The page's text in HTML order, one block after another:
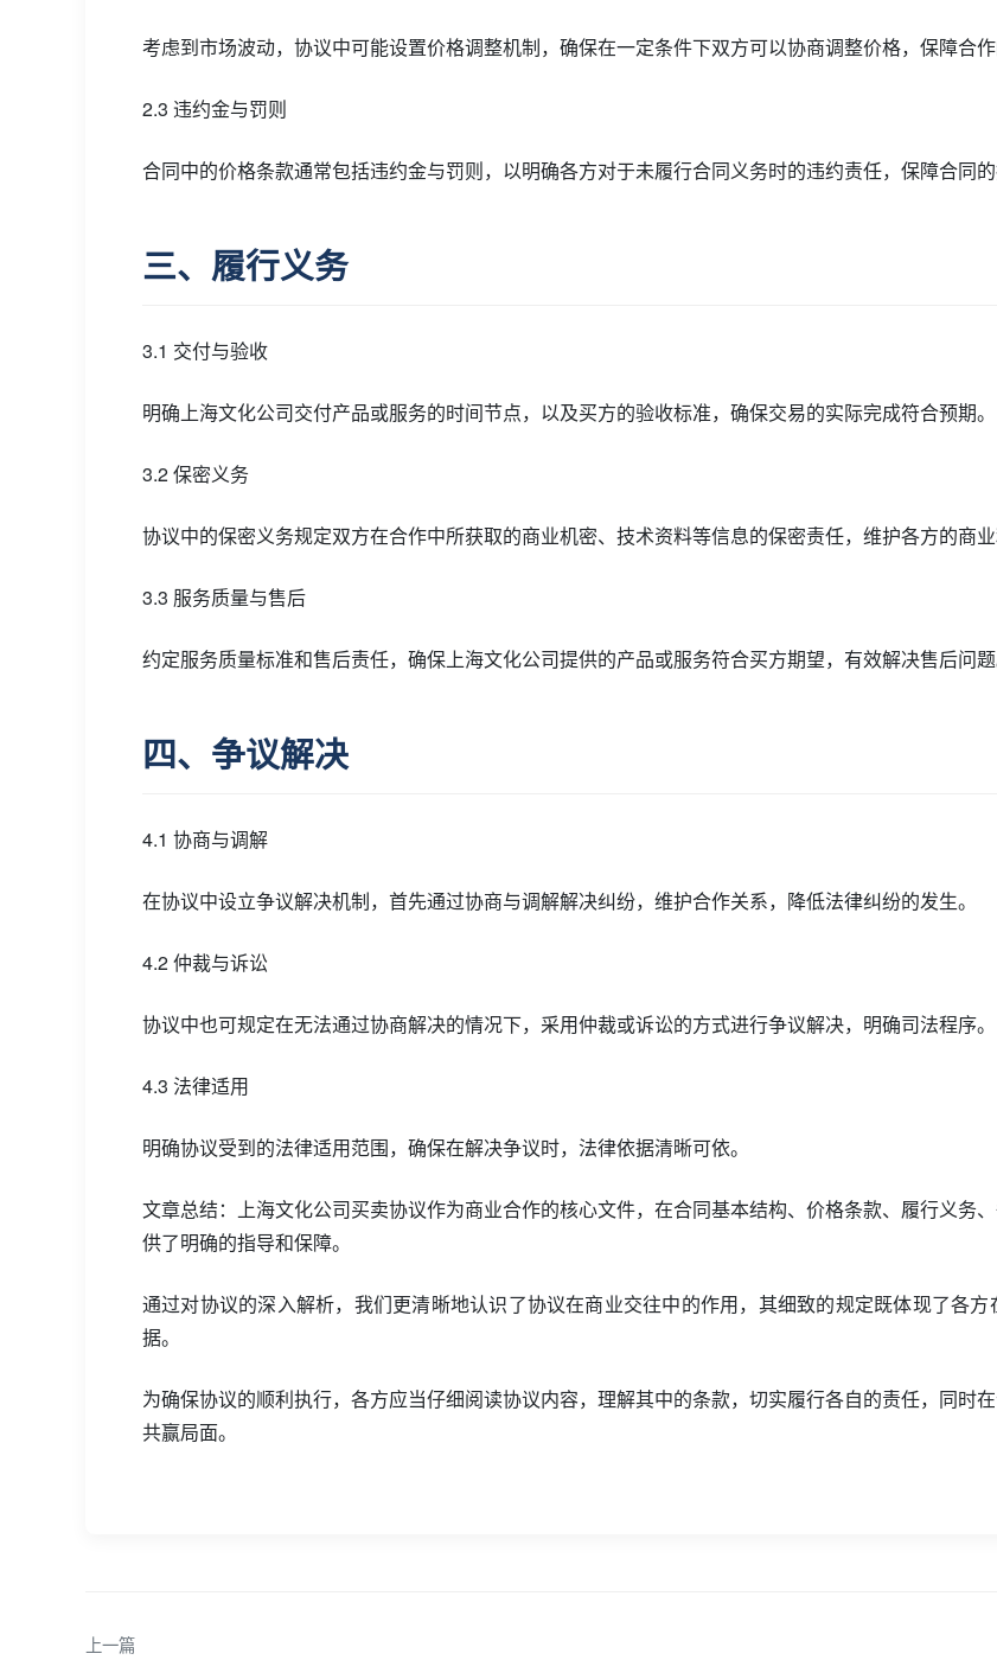
考虑到市场波动，协议中可能设置价格调整机制，确保在一定条件下双方可以协商调整价格，保障合作
2.3 违约金与罚则
合同中的价格条款通常包括违约金与罚则，以明确各方对于未履行合同义务时的违约责任，保障合同的
三、履行义务
3.1 交付与验收
明确上海文化公司交付产品或服务的时间节点，以及买方的验收标准，确保交易的实际完成符合预期。
3.2 保密义务
协议中的保密义务规定双方在合作中所获取的商业机密、技术资料等信息的保密责任，维护各方的商业
3.3 服务质量与售后
约定服务质量标准和售后责任，确保上海文化公司提供的产品或服务符合买方期望，有效解决售后问题
四、争议解决
4.1 协商与调解
在协议中设立争议解决机制，首先通过协商与调解解决纠纷，维护合作关系，降低法律纠纷的发生。
4.2 仲裁与诉讼
协议中也可规定在无法通过协商解决的情况下，采用仲裁或诉讼的方式进行争议解决，明确司法程序。
4.3 法律适用
明确协议受到的法律适用范围，确保在解决争议时，法律依据清晰可依。
文章总结：上海文化公司买卖协议作为商业合作的核心文件，在合同基本结构、价格条款、履行义务
供了明确的指导和保障。
通过对协议的深入解析，我们更清晰地认识了协议在商业交往中的作用，其细致的规定既体现了各
据。
为确保协议的顺利执行，各方应当仔细阅读协议内容，理解其中的条款，切实履行各自的责任，同时
共赢局面。
上一篇